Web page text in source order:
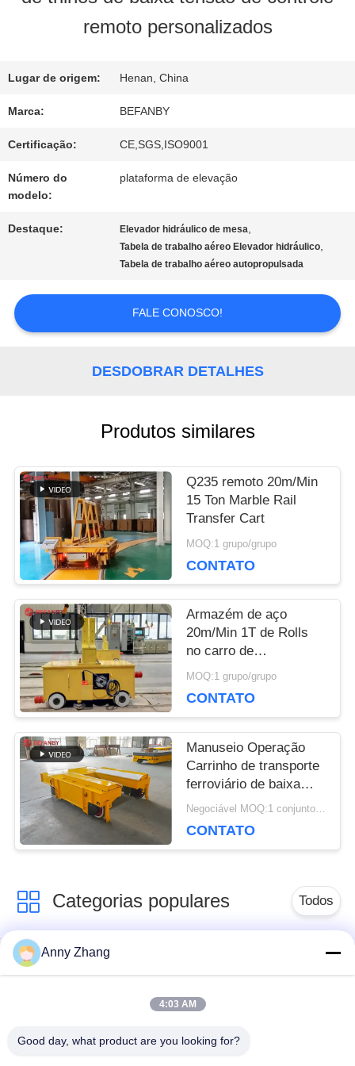
FÁBRICA
CONTROLE
DA
QUALIDADE
NOTÍCIA
CITAÇÕES
MAPA
DO
SITE
PRIVACY
POLICY
remoto personalizados
Lugar de origem: Henan, China
Marca: BEFANBY
Certificação: CE,SGS,ISO9001
Número do
modelo:
plataforma de elevação
Destaque: Elevador hidráulico de mesa,
Tabela de trabalho aéreo Elevador hidráulico,
Tabela de trabalho aéreo autopropulsada
FALE CONOSCO!
DESDOBRAR DETALHES
Produtos similares
Q235 remoto 20m/Min
15 Ton Marble Rail
Transfer Cart
MOQ:1 grupo/grupo
CONTATO
Armazém de aço
20m/Min 1T de Rolls
no carro de
transferência do trilho
MOQ:1 grupo/grupo
CONTATO
Manuseio Operação
Carrinho de transporte
ferroviário de baixa
tensão para o campo
Negociável MOQ:1 conjunto/conjuntos
CONTATO
Categorias populares Todos
carro de
transferência da
carro trackless de
carro de
Anny Zhang
4:03 AM
Good day, what product are you looking for?